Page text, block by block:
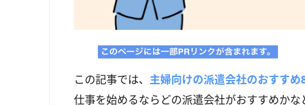
この記事では、 主婦向けの派遣会社のおすすめ
仕事を始めるならどの派遣会社がおすすめか